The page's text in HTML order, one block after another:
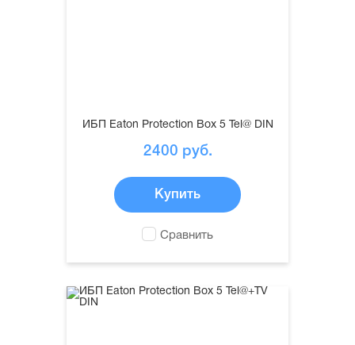
ИБП Eaton Protection Box 5 Tel@ DIN
2400 руб.
Купить
Сравнить